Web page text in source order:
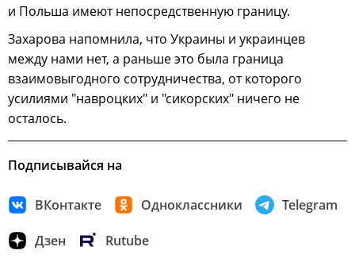
и Польша имеют непосредственную границу.
Захарова напомнила, что Украины и украинцев
между нами нет, а раньше это была граница
взаимовыгодного сотрудничества, от которого
усилиями "навроцких" и "сикорских" ничего не
осталось.
Подписывайся на
ВКонтакте Одноклассники Telegram
Дзен Rutube